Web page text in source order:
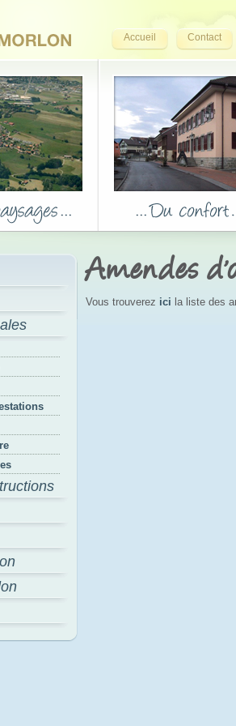
Accueil Contact
Amendes
Vous trouverez ici la liste des